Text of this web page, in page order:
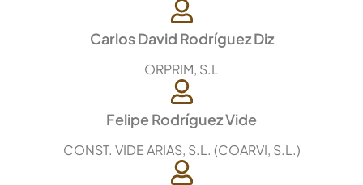
Carlos David Rodríguez Diz
ORPRIM, S.L
Felipe Rodríguez Vide
CONST. VIDE ARIAS, S.L. (COARVI, S.L.)